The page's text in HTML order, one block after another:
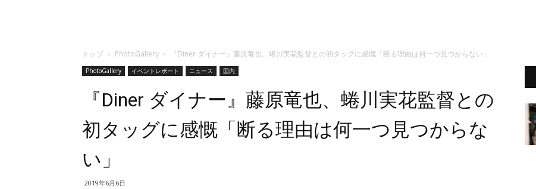
トップ PhotoGallery 『Diner ダイナー』藤原竜也、蜷川実花監督との初タッグに感慨「断る理由は何一つ見つからない」
PhotoGallery イベントレポート ニュース 国内
『Diner ダイナー』藤原竜也、蜷川実花監督との
初タッグに感慨「断る理由は何一つ見つからな
い」
2019年6月6日